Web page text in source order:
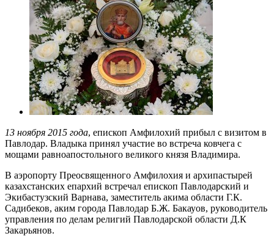
13 ноября 2015 года, епископ Амфилохий прибыл с визитом в
Павлодар. Владыка принял участие во встреча ковчега с
мощами равноапостольного великого князя Владимира.
В аэропорту Преосвященного Амфилохия и архипастырей
казахстанских епархий встречал епископ Павлодарский и
Экибастузский Варнава, заместитель акима области Г.К.
Садибеков, аким города Павлодар Б.Ж. Бакауов, руководитель
управления по делам религий Павлодарской области Д.К
Закарьянов.